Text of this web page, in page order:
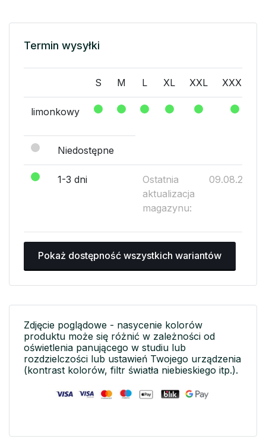
Termin wysyłki
S M L XL XXL XXXL
limonkowy
Niedostępne
1-3 dni
Ostatnia
aktualizacja
magazynu:
09.08.2026
Pokaż dostępność wszystkich wariantów
Zdjęcie poglądowe - nasycenie kolorów
produktu może się różnić w zależności od
oświetlenia panującego w studiu lub
rozdzielczości lub ustawień Twojego urządzenia
(kontrast kolorów, filtr światła niebieskiego itp.).